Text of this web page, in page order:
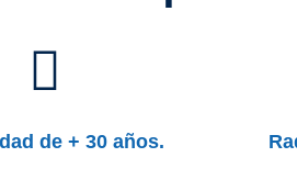
de + 30 años.